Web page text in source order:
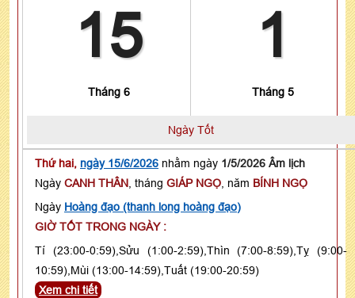
15
Tháng 6
1
Tháng 5
Ngày Tốt
Thứ hai, ngày 15/6/2026 nhằm ngày 1/5/2026 Âm lịch
Ngày CANH THÂN , tháng GIÁP NGỌ , năm BÍNH NGỌ
Ngày Hoàng đạo (thanh long hoàng đạo)
GIỜ TỐT TRONG NGÀY :
Tí (23:00-0:59),Sửu (1:00-2:59),Thìn (7:00-8:59),Tỵ (9:00-
10:59),Mùi (13:00-14:59),Tuất (19:00-20:59)
Xem chi tiết